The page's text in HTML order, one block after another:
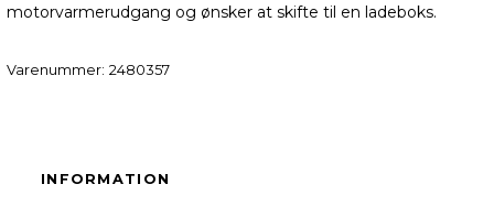
motorvarmerudgang og ønsker at skifte til en ladeboks.
Varenummer: 2480357
INFORMATION